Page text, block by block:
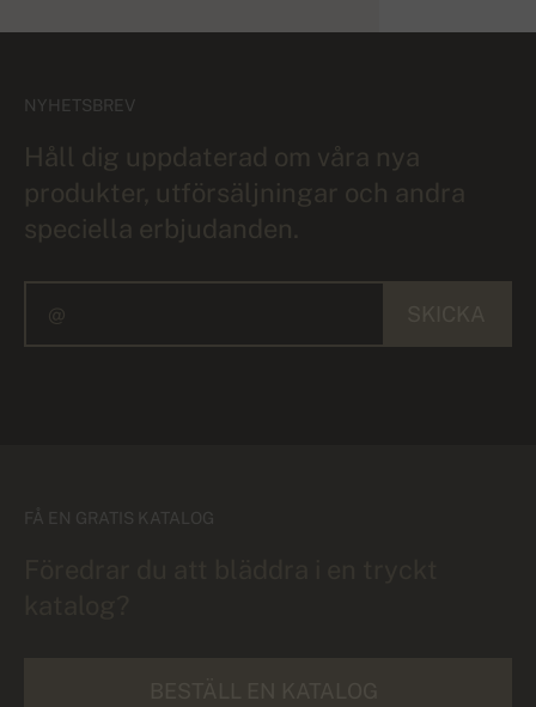
NYHETSBREV
Håll dig uppdaterad om våra nya
produkter, utförsäljningar och andra
speciella erbjudanden.
FÅ EN GRATIS KATALOG